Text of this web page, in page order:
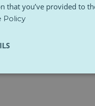
that you’ve provided to
Policy